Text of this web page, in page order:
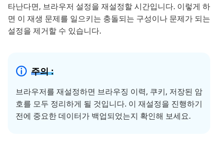
타난다면, 브라우저 설정을 재설정할 시간입니다. 이렇게 하
면 이 재생 문제를 일으키는 충돌되는 구성이나 문제가 되는
설정을 제거할 수 있습니다.
주의 :
브라우저를 재설정하면 브라우징 이력, 쿠키, 저장된 암
호를 모두 정리하게 될 것입니다. 이 재설정을 진행하기
전에 중요한 데이터가 백업되었는지 확인해 보세요.